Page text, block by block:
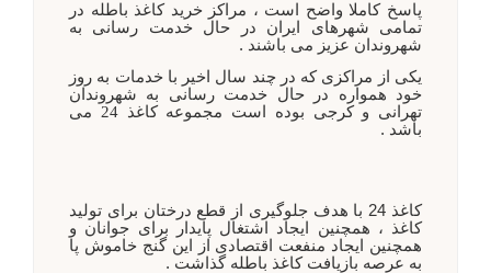
پاسخ کاملا واضح است ، مراکز خرید کاغذ باطله در
تمامی شهرهای ایران در حال خدمت رسانی به
شهروندان عزیز می باشند .
یکی از مراکزی که در چند سال اخیر با خدمات به روز
خود همواره در حال خدمت رسانی به شهروندان
تهرانی و کرجی بوده است مجموعه کاغذ 24
می
باشد .
کاغذ 24 با هدف جلوگیری از قطع درختان برای تولید
کاغذ ، همچنین ایجاد اشتغال پایدار برای جوانان و
همچنین ایجاد منفعت اقتصادی از این گنج خاموش پا
به عرصه بازیافت کاغذ باطله گذاشت .